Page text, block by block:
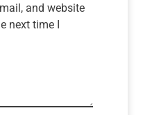
and website
next time I